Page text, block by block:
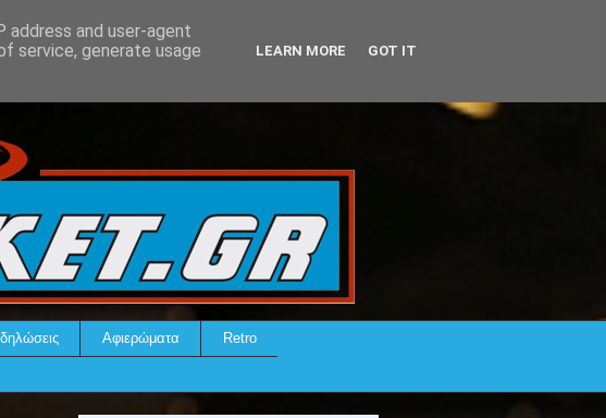
Αφιερώματα Retro
address and user-agent
service, generate usage
LEARN MORE GOT IT